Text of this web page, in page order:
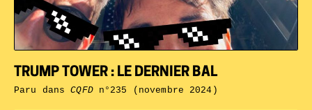
TRUMP TOWER : LE DERNIER BAL
Paru dansCQFDn°235 (novembre 2024)